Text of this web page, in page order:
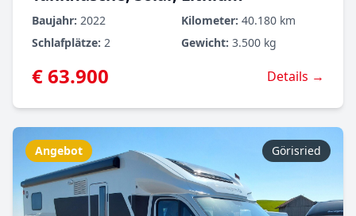
Baujahr: 2022 Kilometer: 40.180 km
Schlafplätze: 2 Gewicht: 3.500 kg
€ 63.900 Details →
Angebot Görisried